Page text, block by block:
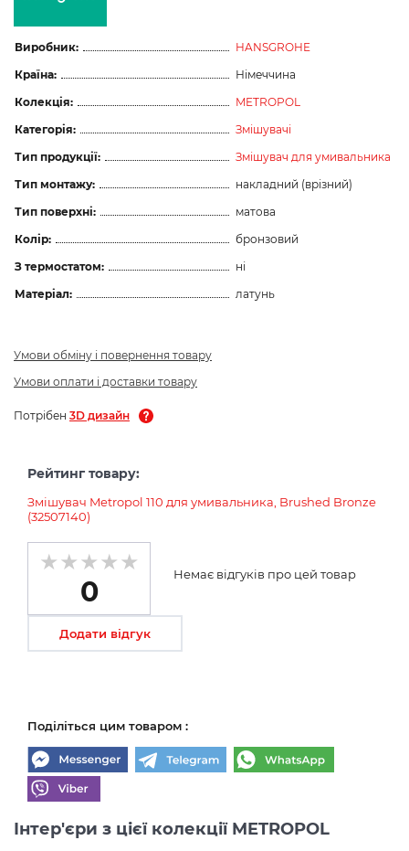
Виробник:
HANSGROHE
Країна:
Німеччина
Колекція:
METROPOL
Категорія:
Змішувачі
Тип продукції:
Змішувач для умивальника
Тип монтажу:
накладний (врізний)
Тип поверхні:
матова
Колір:
бронзовий
З термостатом:
ні
Матеріал:
латунь
Умови обміну і повернення товару
Умови оплати і доставки товару
Потрібен 3D дизайн
Рейтинг товару:
Змішувач Metropol 110 для умивальника, Brushed Bronze
(32507140)
0
Немає відгуків про цей товар
Додати відгук
Поділіться цим товаром :
Інтер'єри з цієї колекції METROPOL